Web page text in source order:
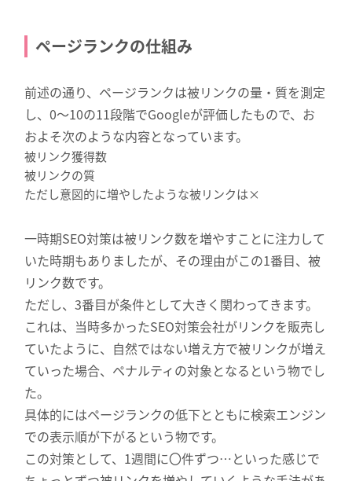
ページランクの仕組み
前述の通り、ページランクは被リンクの量・質を測定
し、0～10の11段階でGoogleが評価したもので、お
およそ次のような内容となっています。
被リンク獲得数
被リンクの質
ただし意図的に増やしたような被リンクは×
一時期SEO対策は被リンク数を増やすことに注力して
いた時期もありましたが、その理由がこの1番目、被
リンク数です。
ただし、3番目が条件として大きく関わってきます。
これは、当時多かったSEO対策会社がリンクを販売し
ていたように、自然ではない増え方で被リンクが増え
ていった場合、ペナルティの対象となるという物でし
た。
具体的にはページランクの低下とともに検索エンジン
での表示順が下がるという物です。
この対策として、1週間に〇件ずつ…といった感じで